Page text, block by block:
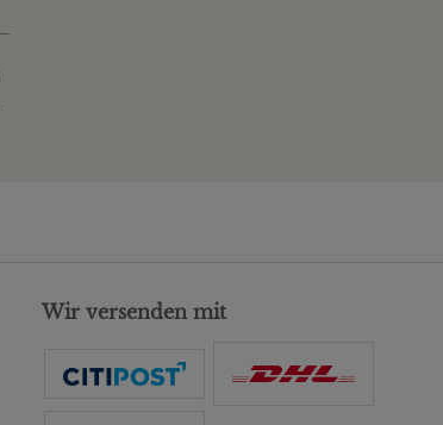
Wir versenden mit